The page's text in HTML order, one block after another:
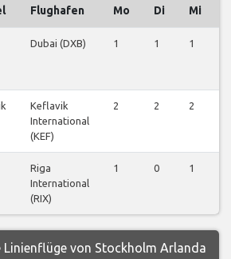
Flughafen Mo Di Mi
Dubai (DXB) 1 1 1
Keflavik
International
(KEF)
2 2 2
Riga
International
(RIX)
1 0 1
Linienflüge von Stockholm Arlanda